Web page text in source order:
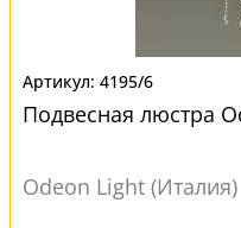
4195/6
Подвесная люстра
Odeon Light (Италия)